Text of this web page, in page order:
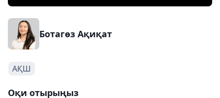
Ботагөз Ақиқат
АҚШ
Оқи отырыңыз